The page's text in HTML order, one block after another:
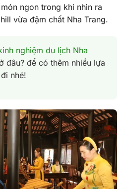
ngon trong khi nhìn ra
vừa đậm chất Nha Trang.
nghiệm du lịch Nha
đâu? để có thêm nhiều lựa
nhé!